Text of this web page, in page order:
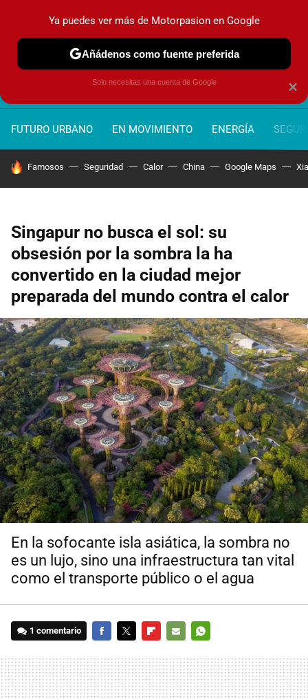
FUTURO URBANO EN MOVIMIENTO ENERGÍA
HOY SE HABLA DE
Famosos Seguridad Calor China Google Maps
Singapur no busca el sol: su
obsesión por la sombra la ha
convertido en la ciudad mejor
preparada del mundo contra el calor
En la sofocante isla asiática, la sombra no
es un lujo, sino una infraestructura tan vital
como el transporte público o el agua
1 comentario
MAIL
×
Ya puedes ver más de Motorpasion en Google
Añádenos como fuente preferida
Solo necesitas una cuenta de Google